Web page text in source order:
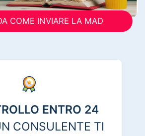
COME INVIARE LA MAD
ENTRO 24
CONSULENTE TI